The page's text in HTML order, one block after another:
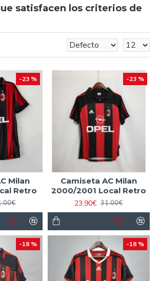
satisfacen los criterios de
-23 %
Milan
Retro
-23 %
Camiseta AC Milan
2000/2001 Local Retro
23.90€ 31.00€
-18 % -18 %